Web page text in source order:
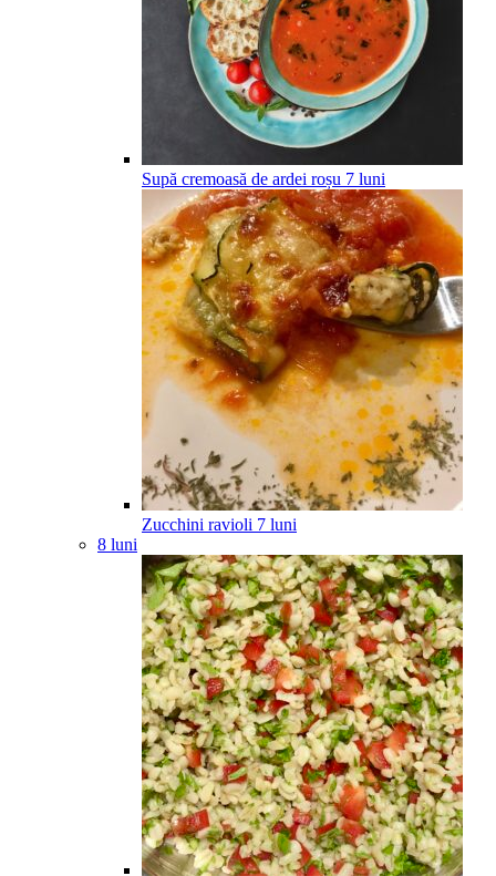
Supă cremoasă de ardei roșu 7 luni
Zucchini ravioli 7 luni
8 luni